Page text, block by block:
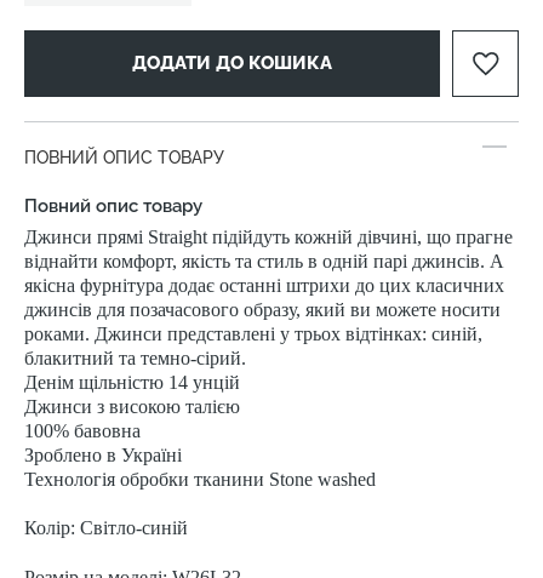
ДОДАТИ ДО КОШИКА
ПОВНИЙ ОПИС ТОВАРУ
Повний опис товару
Джинси прямі Straight підійдуть кожній дівчині, що прагне
віднайти комфорт, якість та стиль в одній парі джинсів. А
якісна фурнітура додає останні штрихи до цих класичних
джинсів для позачасового образу, який ви можете носити
роками. Джинси представлені у трьох відтінках: синій,
блакитний та темно-сірий.
Денім щільністю 14 унцій
Джинси з високою талією
100% бавовна
Зроблено в Україні
Технологія обробки тканини Stone washed
Колір: Світло-синій